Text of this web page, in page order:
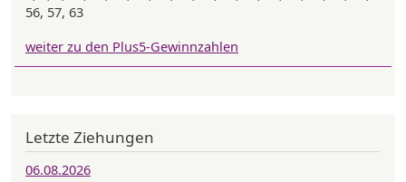
56, 57, 63
weiter zu den Plus5-Gewinnzahlen
Letzte Ziehungen
06.08.2026